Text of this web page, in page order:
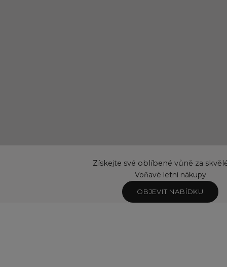
Získejte své oblíbené vůně za
Voňavé letní nákupy
OBJEVIT NABÍDKU